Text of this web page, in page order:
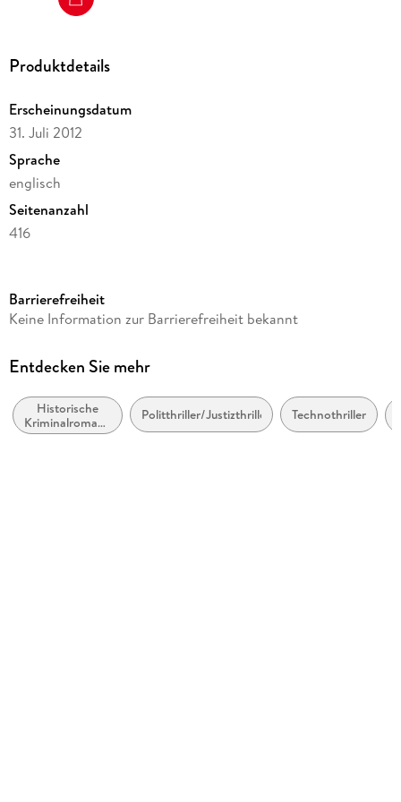
Produktdetails
Erscheinungsdatum
31. Juli 2012
Sprache
englisch
Seitenanzahl
416
Autor/Autorin
Verlag/Hersteller
Produktart
kartoniert
Barrierefreiheit
Keine Information zur Barrierefreiheit bekannt
Entdecken Sie mehr
Historische
Kriminalromane
und Mystery
Politthriller/Justizthriller Technothriller